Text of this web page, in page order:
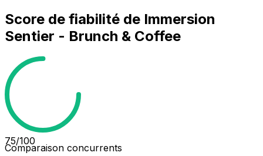
Score de fiabilité de Immersion
Sentier - Brunch & Coffee
75/100
Comparaison concurrents